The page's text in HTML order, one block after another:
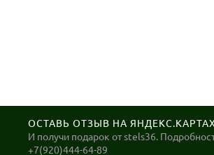
ОСТАВЬ ОТЗЫВ НА ЯНДЕКС.КАРТАХ
И получи подарок от stels36.
+7(920)444-64-89